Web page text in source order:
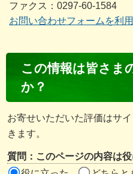
ファクス：0297-60-1584
お問い合わせフォームを利
ン
ン
ツ
評
価
この情報は皆さま
か？
お寄せいただいた評価はサ
きます。
質問：このページの内容は